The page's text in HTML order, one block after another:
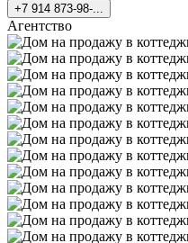
+7 914 873-98-...
Агентство